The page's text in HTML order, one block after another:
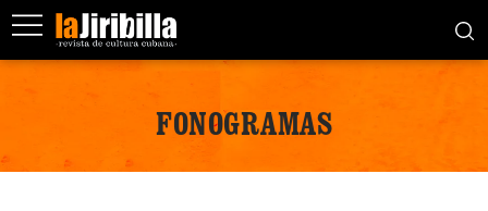
FONOGRAMAS